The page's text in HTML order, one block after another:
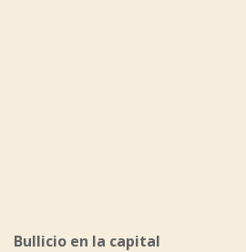
Bullicio en la capital